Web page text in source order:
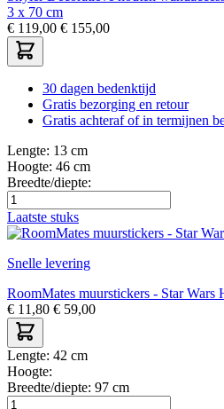
3 x 70 cm
€ 119,00 € 155,00
30 dagen bedenktijd
Gratis bezorging en retour
Gratis achteraf of in termijnen
Lengte: 13 cm
Hoogte: 46 cm
Breedte/diepte:
Laatste stuks
Snelle levering
RoomMates muurstickers - Star Wars
€ 11,80 € 59,00
Lengte: 42 cm
Hoogte:
Breedte/diepte: 97 cm